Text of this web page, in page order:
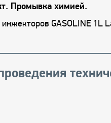
Промывка химией.
GASOLINE 1L